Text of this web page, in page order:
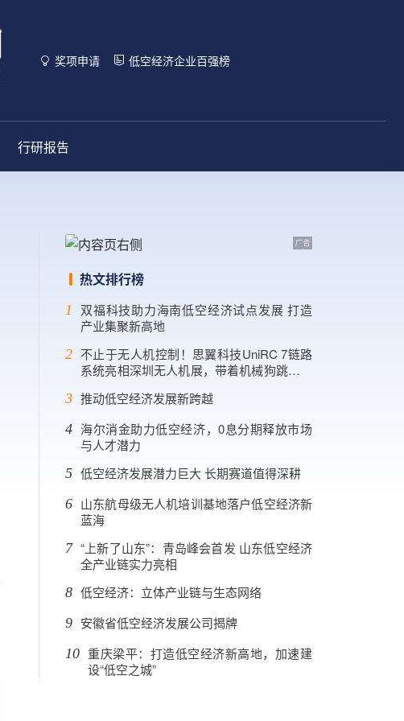
奖项申请 低空经济企业百强榜
行研报告
热文排行榜
1
双福科技助力海南低空经济试点发展 打造
产业集聚新高地
2 不止于无人机控制！思翼科技UniRC 7链路
系统亮相深圳无人机展，带着机械狗跳踢踏
3 推动低空经济发展新跨越
4
海尔消金助力低空经济，0息分期释放市场
与人才潜力
5 低空经济发展潜力巨大 长期赛道值得深耕
6
山东航母级无人机培训基地落户低空经济新
蓝海
7 “上新了山东”：青岛峰会首发 山东低空经济
全产业链实力亮相
8 低空经济：立体产业链与生态网络
9 安徽省低空经济发展公司揭牌
10 重庆梁平：打造低空经济新高地，加速建
设“低空之城”